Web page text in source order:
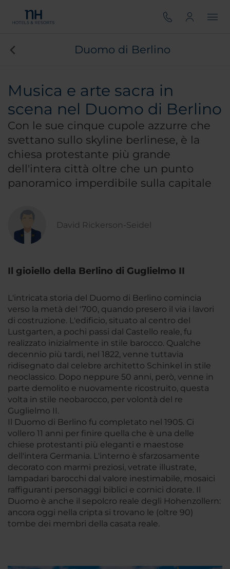
Duomo di Berlino
Musica e arte sacra in
scena nel Duomo di Berlino
Con le sue cinque cupole azzurre che
svettano sullo skyline berlinese, è la
chiesa protestante più grande
dell'intera città oltre che un punto
panoramico imperdibile sulla capitale
David Rickerson-Seidel
Il gioiello della Berlino di Guglielmo II
L'intricata storia del Duomo di Berlino comincia
verso la metà del '700, quando presero il via i lavori
di costruzione. L'edificio, situato al centro del
Lustgarten, a pochi passi dal Castello reale, fu
realizzato inizialmente in stile barocco. Qualche
decennio più tardi, nel 1822, venne tuttavia
ridisegnato dal celebre architetto Schinkel in stile
neoclassico. Dopo neppure 50 anni, però, venne in
parte demolito e nuovamente ricostruito, questa
volta in stile neobarocco, per volontà del re
Guglielmo II.
Il Duomo di Berlino fu completato nel 1905. Ci
vollero 11 anni per finire quella che è una delle
chiese protestanti più eleganti e maestose
dell'intera Germania. L'interno è sfarzosamente
decorato con marmi preziosi, vetrate illustrate,
lampadari barocchi dal valore inestimabile, mosaici
raffiguranti personaggi biblici e cornici dorate. Il
Duomo è anche il sepolcro reale degli Hohenzollern:
ancora oggi nella cripta si trovano le (oltre 90)
tombe dei membri della casata reale.